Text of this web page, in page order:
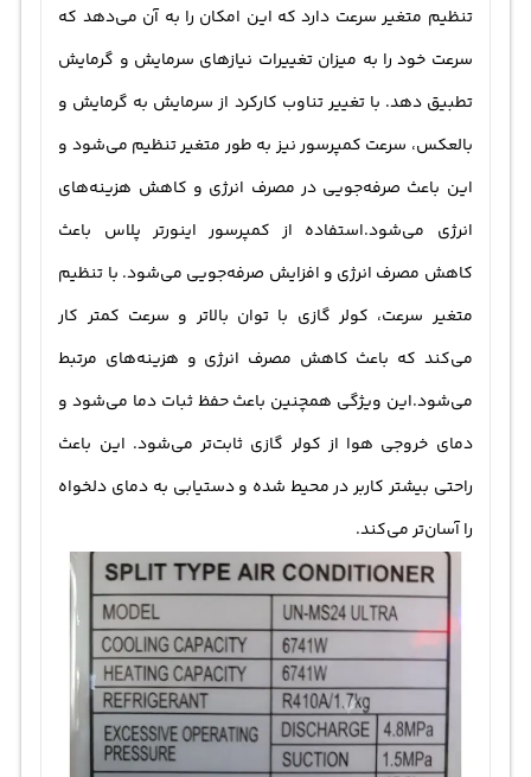
تنظیم متغیر سرعت دارد که این امکان را به آن می‌دهد که
سرعت خود را به میزان تغییرات نیازهای سرمایش و گرمایش
تطبیق دهد. با تغییر تناوب کارکرد از سرمایش به گرمایش و
بالعکس، سرعت کمپرسور نیز به طور متغیر تنظیم می‌شود و
این باعث صرفه‌جویی در مصرف انرژی و کاهش هزینه‌های
انرژی می‌شود.استفاده از کمپرسور اینورتر پلاس باعث
کاهش مصرف انرژی و افزایش صرفه‌جویی می‌شود. با تنظیم
متغیر سرعت، کولر گازی با توان بالاتر و سرعت کمتر کار
می‌کند که باعث کاهش مصرف انرژی و هزینه‌های مرتبط
می‌شود.این ویژگی همچنین باعث حفظ ثبات دما می‌شود و
دمای خروجی هوا از کولر گازی ثابت‌تر می‌شود. این باعث
راحتی بیشتر کاربر در محیط شده و دستیابی به دمای دلخواه
را آسان‌تر می‌کند.